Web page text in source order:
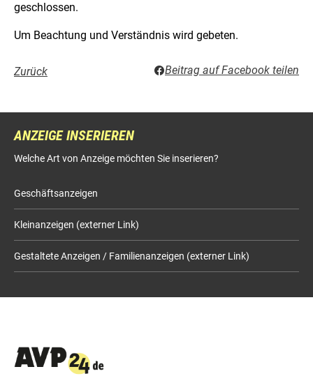
geschlossen.
Um Beachtung und Verständnis wird gebeten.
Zurück Beitrag auf Facebook teilen
ANZEIGE INSERIEREN
Welche Art von Anzeige möchten Sie inserieren?
Geschäftsanzeigen
Kleinanzeigen (externer Link)
Gestaltete Anzeigen / Familienanzeigen (externer Link)